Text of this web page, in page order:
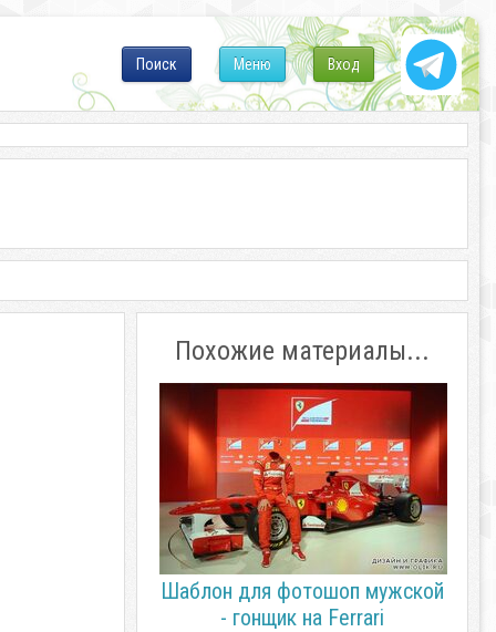
Вход
Меню
Поиск
Похожие материалы...
Шаблон для фотошоп мужской
- гонщик на Ferrari